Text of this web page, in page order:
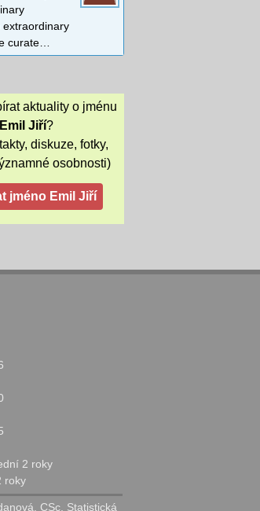
extraordinary
curate…
aktuality o jménu
Emil Jiří?
diskuze, fotky,
osobnosti)
2 roky
roky
CSc. Statistická